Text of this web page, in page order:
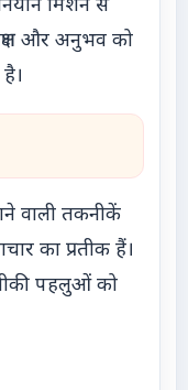
मिशन से
और अनुभव को
वाली तकनीकें
का प्रतीक हैं।
पहलुओं को